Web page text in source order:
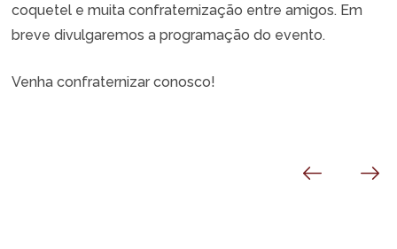
coquetel e muita confraternização entre amigos. Em
breve divulgaremos a programação do evento.
Venha confraternizar conosco!